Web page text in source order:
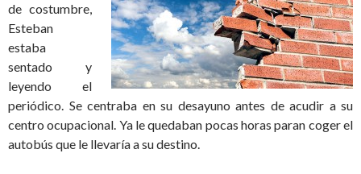
de costumbre,
Esteban
estaba
sentado y
leyendo el
periódico. Se centraba en su desayuno antes de acudir a su
centro ocupacional. Ya le quedaban pocas horas paran coger el
autobús que le llevaría a su destino.